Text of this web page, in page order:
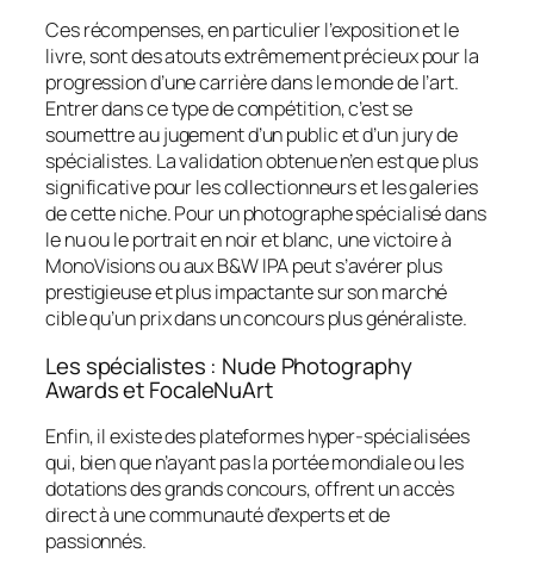
Ces récompenses, en particulier l’exposition et le
livre, sont des atouts extrêmement précieux pour la
progression d’une carrière dans le monde de l’art.
Entrer dans ce type de compétition, c’est se
soumettre au jugement d’un public et d’un jury de
spécialistes. La validation obtenue n’en est que plus
significative pour les collectionneurs et les galeries
de cette niche. Pour un photographe spécialisé dans
le nu ou le portrait en noir et blanc, une victoire à
MonoVisions ou aux B&W IPA peut s’avérer plus
prestigieuse et plus impactante sur son marché
cible qu’un prix dans un concours plus généraliste.
Les spécialistes : Nude Photography
Awards et FocaleNuArt
Enfin, il existe des plateformes hyper-spécialisées
qui, bien que n’ayant pas la portée mondiale ou les
dotations des grands concours, offrent un accès
direct à une communauté d’experts et de
passionnés.